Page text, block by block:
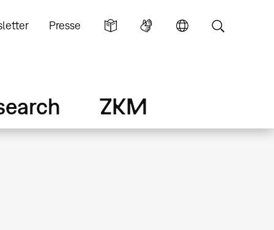
Presse
ZKM